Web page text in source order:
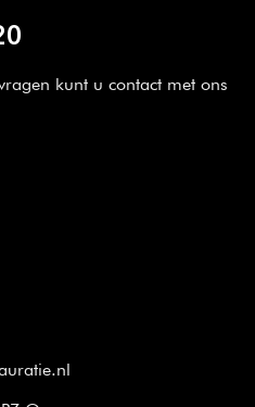
kunt u contact met ons